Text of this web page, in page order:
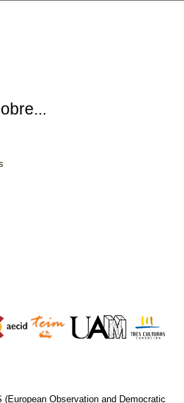
(European Observation and Democratic